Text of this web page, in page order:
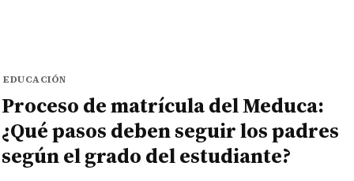
EDUCACIÓN
Proceso de matrícula del Meduca:
¿Qué pasos deben seguir los padres
según el grado del estudiante?